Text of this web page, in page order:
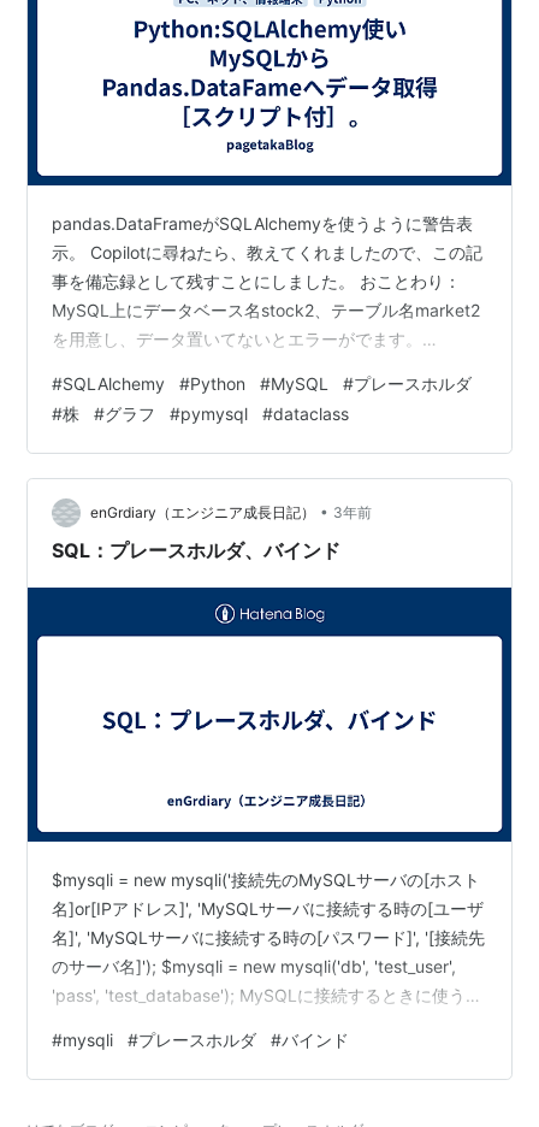
pandas.DataFrameがSQLAlchemyを使うように警告表
示。 Copilotに尋ねたら、教えてくれましたので、この記
事を備忘録として残すことにしました。 おことわり：
MySQL上にデータベース名stock2、テーブル名market2
を用意し、データ置いてないとエラーがでます。
ルダーの書き方が異なる...%(xx)s。 関数使ったり、「if
__name__ == "__main__":」があったり、面倒に感じるの
は爺だけではないのかとも想像。 SQLAlchemyでMySQL
データ取得することができました。Micro…
#SQLAlchemy #Python #MySQL #プレースホルダ
#株 #グラフ #pymysql #dataclass
enGrdiary（エンジニア成長日記） • 3年前
SQL：プレースホルダ、バインド
$mysqli = new mysqli('接続先のMySQLサーバの[ホスト
名]or[IPアドレス]', 'MySQLサーバに接続する時の[ユーザ
名]', 'MySQLサーバに接続する時の[パスワード]', '[接続先
のサーバ名]'); $mysqli = new mysqli('db', 'test_user',
'pass', 'test_database'); MySQLに接続するときに使うイ
$mysqliという変数にMySQLiオブジェクトが代入されま
す。 これにより、接続先のMySQLデータベースに対して
#mysqli #プレースホルダ #バインド